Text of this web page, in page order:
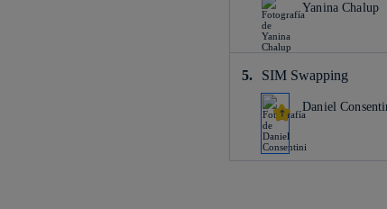
Yanina Chalup
SIM Swapping
Daniel